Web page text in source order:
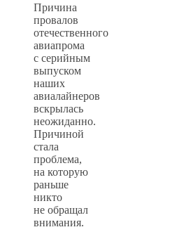
Причина
провалов
отечественного
авиапрома
с серийным
выпуском
наших
авиалайнеров
вскрылась
неожиданно.
Причиной
стала
проблема,
на которую
раньше
никто
не обращал
внимания.